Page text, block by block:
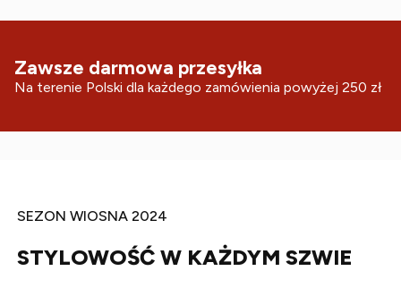
Zawsze darmowa przesyłka
Na terenie Polski dla każdego zamówienia powyżej 250 zł
SEZON WIOSNA 2024
STYLOWOŚĆ W KAŻDYM SZWIE